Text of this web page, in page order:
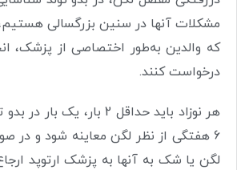
مشکلات آنها در سنین بزرگسالی
که والدین به‌طور اختصاصی از پزشک،
درخواست کنند.
هر نوزاد باید حداقل 2 بار،
6 هفتگی از نظر لگن معاینه شود و
لگن یا شک به آنها به پزشک ارتوپد